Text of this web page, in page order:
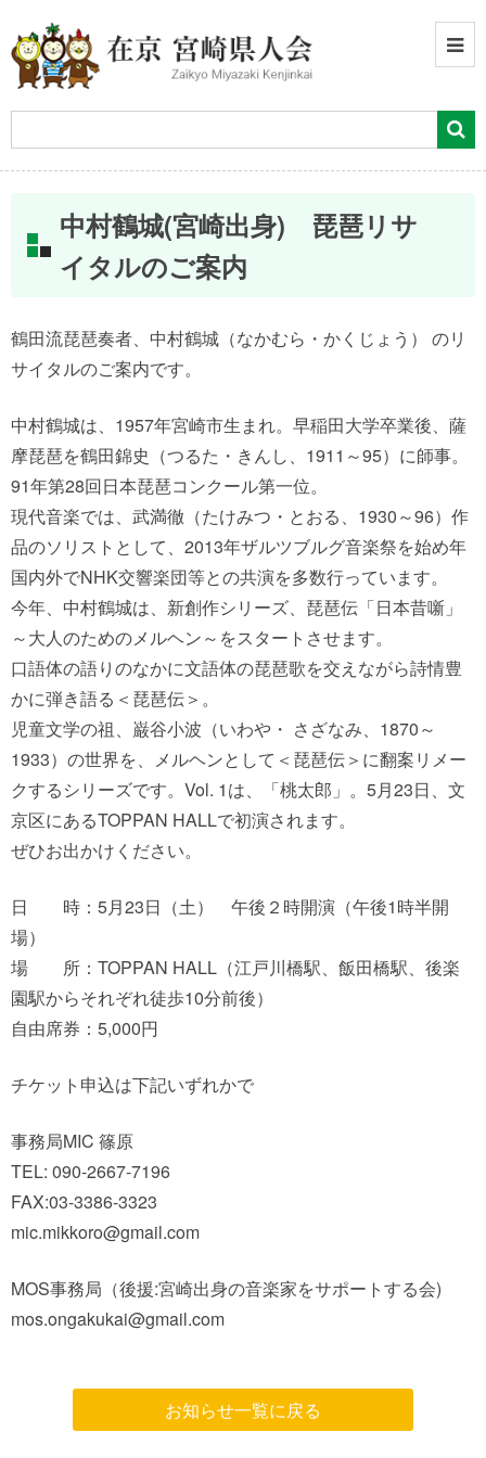
中村鶴城(宮崎出身) 琵琶リサ
イタルのご案内
鶴田流琵琶奏者、中村鶴城（なかむら・かくじょう） のリ
サイタルのご案内です。
中村鶴城は、1957年宮崎市生まれ。早稲田大学卒業後、薩
摩琵琶を鶴田錦史（つるた・きんし、1911～95）に師事。
91年第28回日本琵琶コンクール第一位。
現代音楽では、武満徹（たけみつ・とおる、1930～96）作
品のソリストとして、2013年ザルツブルグ音楽祭を始め年
国内外でNHK交響楽団等との共演を多数行っています。
今年、中村鶴城は、新創作シリーズ、琵琶伝「日本昔噺」
～大人のためのメルヘン～をスタートさせます。
口語体の語りのなかに文語体の琵琶歌を交えながら詩情豊
かに弾き語る＜琵琶伝＞。
児童文学の祖、巌谷小波（いわや・ さざなみ、1870～
1933）の世界を、メルヘンとして＜琵琶伝＞に翻案リメー
クするシリーズです。Vol. 1は、「桃太郎」。5月23日、文
京区にあるTOPPAN HALLで初演されます。
ぜひお出かけください。
日 時：5月23日（土） 午後２時開演（午後1時半開
場）
場 所：TOPPAN HALL（江戸川橋駅、飯田橋駅、後楽
園駅からそれぞれ徒歩10分前後）
自由席券：5,000円
チケット申込は下記いずれかで
事務局MIC 篠原
TEL: 090-2667-7196
FAX:03-3386-3323
mic.mikkoro@gmail.com
MOS事務局（後援:宮崎出身の音楽家をサポートする会)
mos.ongakukai@gmail.com
お知らせ一覧に戻る